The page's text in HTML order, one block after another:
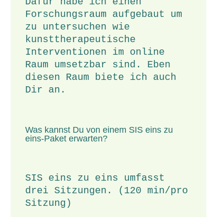
Forschungsraum aufgebaut um
zu untersuchen wie
kunsttherapeutische
Interventionen im online
Raum umsetzbar sind. Eben
diesen Raum biete ich auch
Dir an.
Was kannst Du von einem SIS eins zu
eins-Paket erwarten?
SIS eins zu eins umfasst
drei Sitzungen. (120 min/pro
Sitzung)